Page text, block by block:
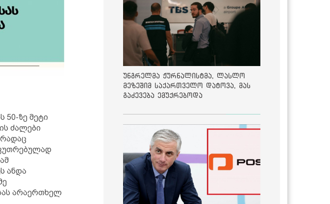
50-ზე მეტი
ძალები
ანდა
არაერთხელ
უნგრელმა ჟურნალისტმა, ლასლო
მეზეშიმ საქართველო დატოვა, მას
გაძევება ემუქრებოდა